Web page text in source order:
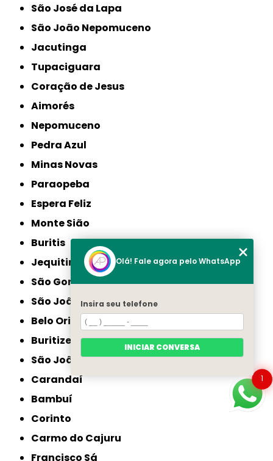
São José da Lapa
São João Nepomuceno
Jacutinga
Tupaciguara
Coração de Jesus
Aimorés
Nepomuceno
Pedra Azul
Minas Novas
Paraopeba
Espera Feliz
Monte Sião
Buritis
Jequitinhonha
São Gonçalo do Sapucaí
São João da Ponte
Belo Oriente
Buritizeiro
São João do Paraíso
Carandaí
Bambuí
Corinto
Carmo do Cajuru
Francisco Sá
1
Olá! Fale agora pelo WhatsApp
Insira seu telefone
INICIAR CONVERSA